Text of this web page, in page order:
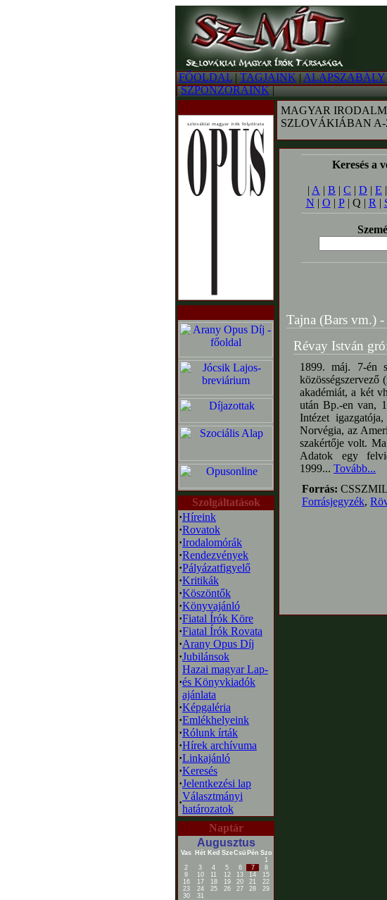
FŐOLDAL|TAGJAINK|ALAPSZABÁLY
|SZPONZORAINK|
Szolgáltatások
·Híreink
·Rovatok
·Irodalomórák
·Rendezvények
·Pályázatfigyelő
·Kritikák
·Köszöntők
·Könyvajánló
·Fiatal Írók Köre
·Fiatal Írók Rovata
·Arany Opus Díj
·Jubilánsok
·
Hazai magyar Lap-
és Könyvkiadók
ajánlata
·Képgaléria
·Emlékhelyeink
·Rólunk írták
·Hírek archívuma
·Linkajánló
·Keresés
·Jelentkezési lap
·
Választmányi
határozatok
Naptár
Augusztus
Vas Hét Ked SzeCsü Pén Szo
1
2
3 4 5 6 7
8
9
10 11 12 13 14
15
16
17 18 19 20 21
22
23
24 25 26 27 28
29
30
31
MAGYAR
SZLOVÁKIÁBAN A-
Keresés a
| A | B | C | D | E |
N | O | P| Q | R |
Tajna (Bars vm.)
Révay István
1899. máj. 7-én
közösségszervező
akadémiát, a két
után Bp.-en van,
Intézet
Norvégia, az
szakértője volt.
Adatok egy
1999... Tovább...
Forrás:
Forrásjegyzék,